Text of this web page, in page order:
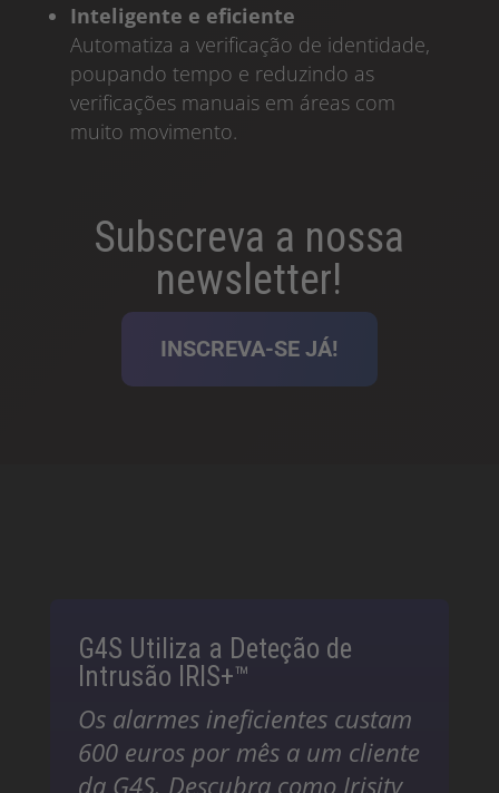
Inteligente e eficiente
Automatiza a verificação de identidade,
poupando tempo e reduzindo as
verificações manuais em áreas com
muito movimento.
Subscreva a nossa
newsletter!
INSCREVA-SE JÁ!
G4S Utiliza a Deteção de
Intrusão IRIS+™
Os alarmes ineficientes custam
600 euros por mês a um cliente
da G4S. Descubra como Irisity